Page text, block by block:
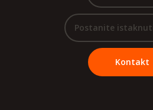
Postanite
Kontakt